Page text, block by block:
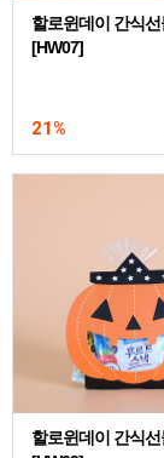
할로윈데이 간식선
[HW07]
21%
할로윈데이 간식선